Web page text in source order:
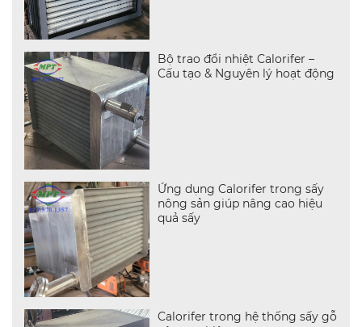
Bộ trao đổi nhiệt Calorifer –
Cấu tạo & Nguyên lý hoạt động
Ứng dụng Calorifer trong sấy
nông sản giúp nâng cao hiệu
quả sấy
Calorifer trong hệ thống sấy gỗ